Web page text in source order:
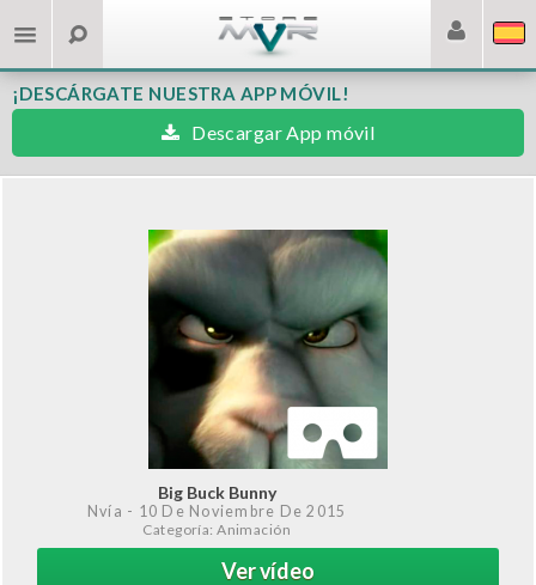
¡DESCÁRGATE NUESTRA APP MÓVIL!
Descargar App móvil
Big Buck Bunny
Nvía - 10 De Noviembre De 2015
Categoría: Animación
Ver vídeo